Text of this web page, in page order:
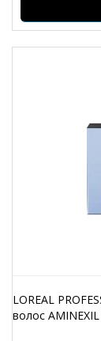
LOREAL
волос